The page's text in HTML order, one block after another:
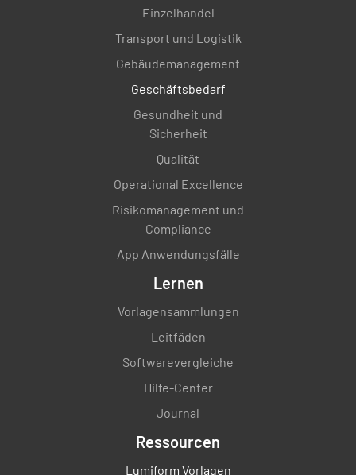
Einzelhandel
Transport und Logistik
Gebäudemanagement
Geschäftsbedarf
Gesundheit und
Sicherheit
Qualität
Operational Excellence
Risikomanagement und
Compliance
App Anwendungsfälle
Lernen
Vorlagensammlungen
Leitfäden
Softwarevergleiche
Hilfe-Center
Journal
Ressourcen
Lumiform Vorlagen